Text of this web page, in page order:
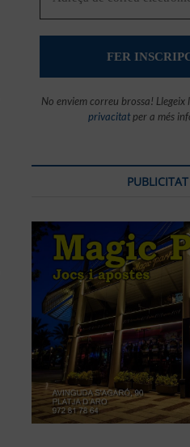
No enviem correu brossa! Llegeix
privacitatper a més
PUBLICITAT